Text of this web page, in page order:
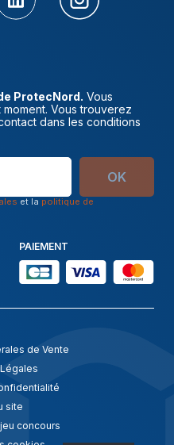
ProtecNord. Vous
Vous trouverez
dans les conditions
OK
et la politique de
PAIEMENT
de Vente
site
concours